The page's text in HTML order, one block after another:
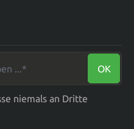
OK
niemals an Dritte